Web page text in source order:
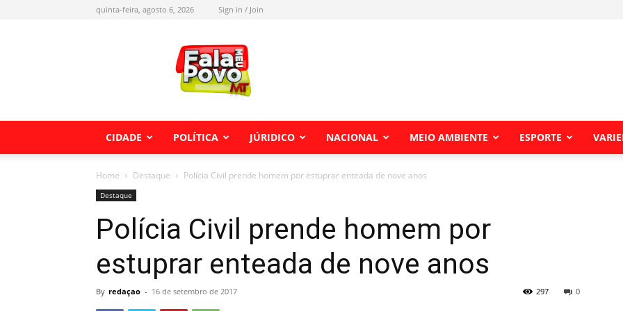
quinta-feira, agosto 6, 2026 Sign in / Join
Fala
meu
Povo
MT
CIDADE POLÍTICA JÚRIDICO NACIONAL MEIO AMBIENTE ESPORTE
Home Destaque Polícia Civil prende homem por estuprar enteada de nove anos
Destaque
Polícia Civil prende homem por
estuprar enteada de nove anos
By redaçao - 16 de setembro de 2017 0
297